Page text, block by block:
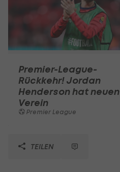
Premier-League-
Rückkehr! Jordan
Henderson hat neuen
Verein
Premier League
TEILEN